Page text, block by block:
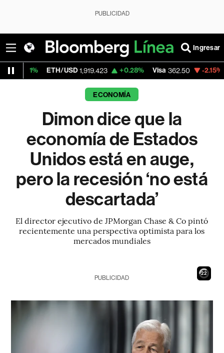
PUBLICIDAD
Ingresar
ETH/USD 1,919.423 +0.28% Visa 362.50 -2.15%
ECONOMÍA
Dimon dice que la
economía de Estados
Unidos está en auge,
pero la recesión ‘no está
descartada’
El director ejecutivo de JPMorgan Chase & Co pintó
recientemente una perspectiva optimista para los
mercados mundiales
21
PUBLICIDAD